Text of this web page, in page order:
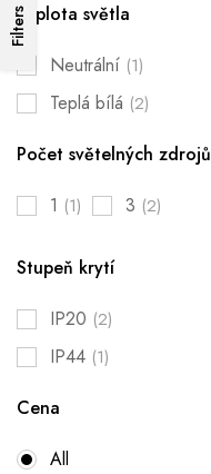
Teplota světla
Neutrální (1)
Teplá bílá (2)
Počet světelných zdrojů
1 (1) 3 (2)
Stupeň krytí
IP20 (2)
IP44 (1)
Cena
All
Filters